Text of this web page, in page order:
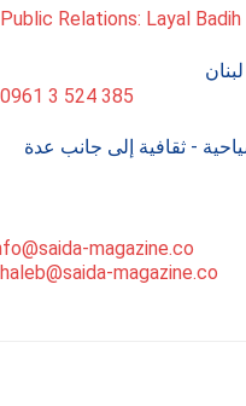
Public Relations: Layal Badih
3 524 385
- ثقافية إلى جانب عدة
magazine.co
magazine.co